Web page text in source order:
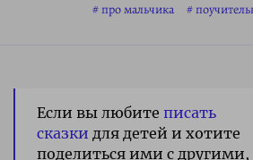
про мальчика
Если вы любите писать
сказки для детей и хотите
поделиться ими с другими,